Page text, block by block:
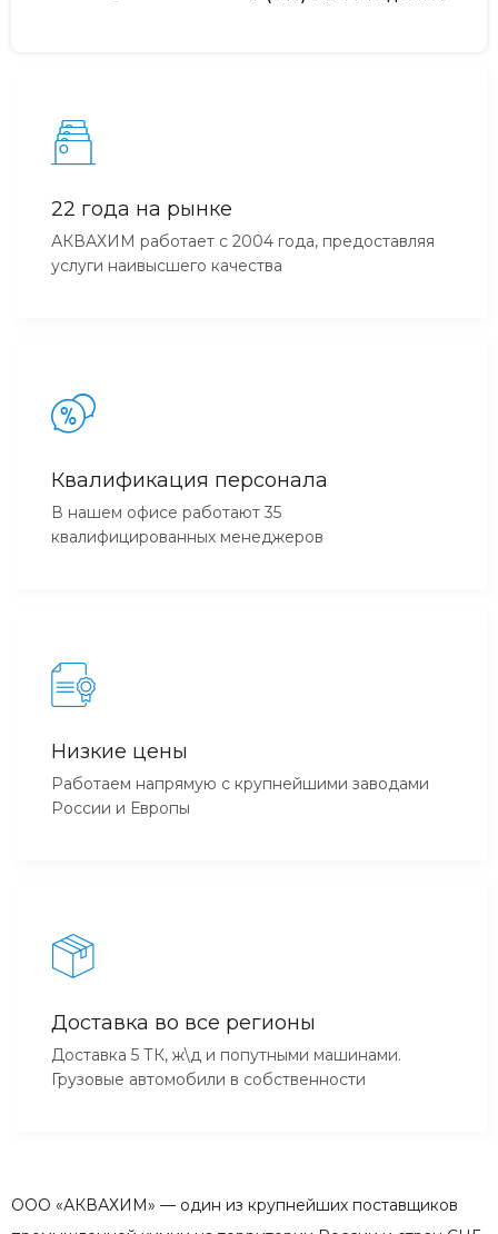
22 года на рынке
АКВАХИМ работает с 2004 года, предоставляя
услуги наивысшего качества
Квалификация персонала
В нашем офисе работают 35
квалифицированных менеджеров
Низкие цены
Работаем напрямую с крупнейшими заводами
России и Европы
Доставка во все регионы
Доставка 5 ТК, ж\д и попутными машинами.
Грузовые автомобили в собственности
ООО «АКВАХИМ» — один из крупнейших поставщиков